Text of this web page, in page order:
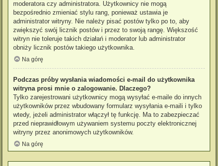
moderatora czy administratora. Użytkownicy nie mogą
bezpośrednio zmieniać stylu rang, ponieważ ustawia je
administrator witryny. Nie należy pisać postów tylko po to, aby
zwiększyć swój licznik postów i przez to swoją rangę. Większość
witryn nie toleruje takich działań i moderator lub administrator
obniży licznik postów takiego użytkownika.
Na górę
Podczas próby wysłania wiadomości e-mail do użytkownika
witryna prosi mnie o zalogowanie. Dlaczego?
Tylko zarejestrowani użytkownicy mogą wysyłać e-maile do innych
użytkowników przez wbudowany formularz wysyłania e-maili i tylko
wtedy, jeżeli administrator włączył tę funkcję. Ma to zabezpieczać
przed nieprawidłowym używaniem systemu poczty elektronicznej
witryny przez anonimowych użytkowników.
Na górę